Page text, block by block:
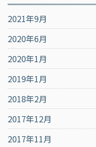
2021年9月
2020年6月
2020年1月
2019年1月
2018年2月
2017年12月
2017年11月